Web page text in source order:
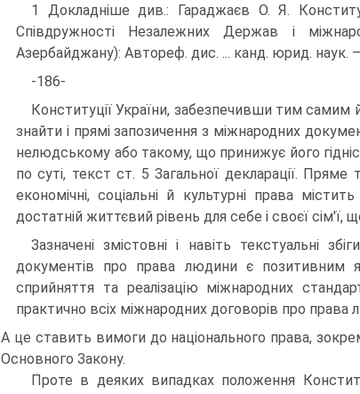
1 Докладніше див.: Гараджаєв О. Я.
Співдружності Незалежних Держав і
Азербайджану): Автореф. дис. ... канд. юрид. наук.
-186-
Конституції України, забезпечивши тим самим
знайти і прямі запозичення з міжнародних
нелюдському або такому, що принижує його
по суті, текст ст. 5 Загальної декларації.
економічні, соціальні й культурні права
достатній життєвий рівень для себе і своєї
Зазначені змістовні і навіть текстуальні
документів про права людини є позитивним
сприйняття та реалізацію міжнародних
практично всіх міжнародних договорів про права
А це ставить вимоги до національного права,
Основного Закону.
Проте в деяких випадках положення